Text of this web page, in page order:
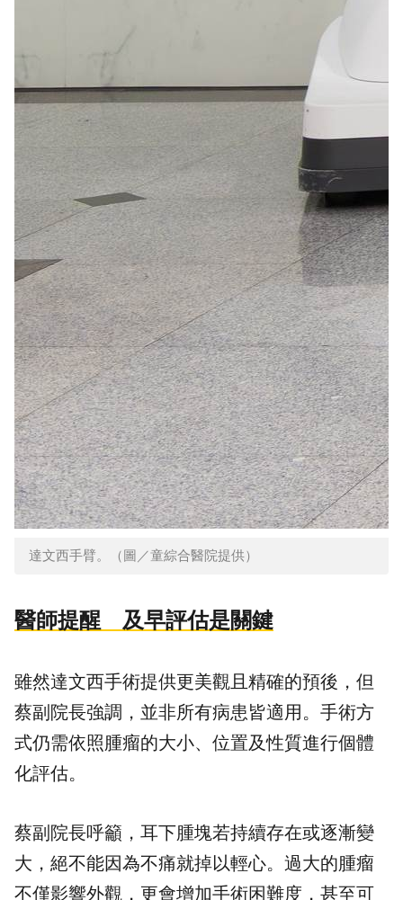
達文西手臂。（圖／童綜合醫院提供）
醫師提醒 及早評估是關鍵
雖然達文西手術提供更美觀且精確的預後，但
蔡副院長強調，並非所有病患皆適用。手術方
式仍需依照腫瘤的大小、位置及性質進行個體
化評估。
蔡副院長呼籲，耳下腫塊若持續存在或逐漸變
大，絕不能因為不痛就掉以輕心。過大的腫瘤
不僅影響外觀，更會增加手術困難度，甚至可